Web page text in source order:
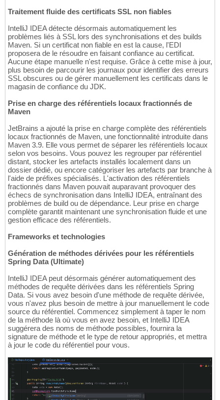
Traitement fluide des certificats SSL non fiables
IntelliJ IDEA détecte désormais automatiquement les
problèmes liés à SSL lors des synchronisations et des builds
Maven. Si un certificat non fiable en est la cause, l'EDI
proposera de le résoudre en faisant confiance au certificat.
Aucune étape manuelle n'est requise. Grâce à cette mise à jour,
plus besoin de parcourir les journaux pour identifier des erreurs
SSL obscures ou de gérer manuellement les certificats dans le
magasin de confiance du JDK.
Prise en charge des référentiels locaux fractionnés de
Maven
JetBrains a ajouté la prise en charge complète des référentiels
locaux fractionnés de Maven, une fonctionnalité introduite dans
Maven 3.9. Elle vous permet de séparer les référentiels locaux
selon vos besoins. Vous pouvez les regrouper par référentiel
distant, stocker les artefacts installés localement dans un
dossier dédié, ou encore catégoriser les artefacts par branche à
l'aide de préfixes spécialisés. L'activation des référentiels
fractionnés dans Maven pouvait auparavant provoquer des
échecs de synchronisation dans IntelliJ IDEA, entraînant des
problèmes de build ou de dépendance. Leur prise en charge
complète garantit maintenant une synchronisation fluide et une
gestion efficace des référentiels.
Frameworks et technologies
Génération de méthodes dérivées pour les référentiels
Spring Data (Ultimate)
IntelliJ IDEA peut désormais générer automatiquement des
méthodes de requête dérivées dans les référentiels Spring
Data. Si vous avez besoin d'une méthode de requête dérivée,
vous n'avez plus besoin de mettre à jour manuellement le code
source du référentiel. Commencez simplement à taper le nom
de la méthode là où vous en avez besoin, et IntelliJ IDEA
suggérera des noms de méthode possibles, fournira la
signature de méthode et le type de retour appropriés, et mettra
à jour le code du référentiel pour vous.